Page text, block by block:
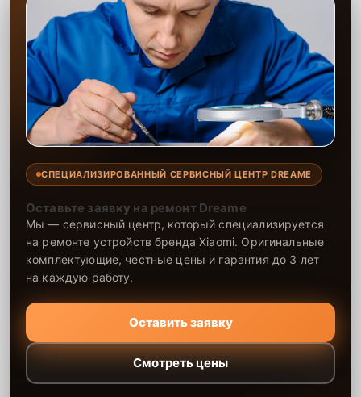
СПЕЦИАЛИЗИРОВАННЫЙ СЕРВИСНЫЙ ЦЕНТР DREAME
Оставьте заявку на ремонт Dreame
Мы — сервисный центр, который специализируется
на ремонте устройств бренда Xiaomi. Оригинальные
комплектующие, честные цены и гарантия до 3 лет
на каждую работу.
Оставить заявку
Смотреть цены